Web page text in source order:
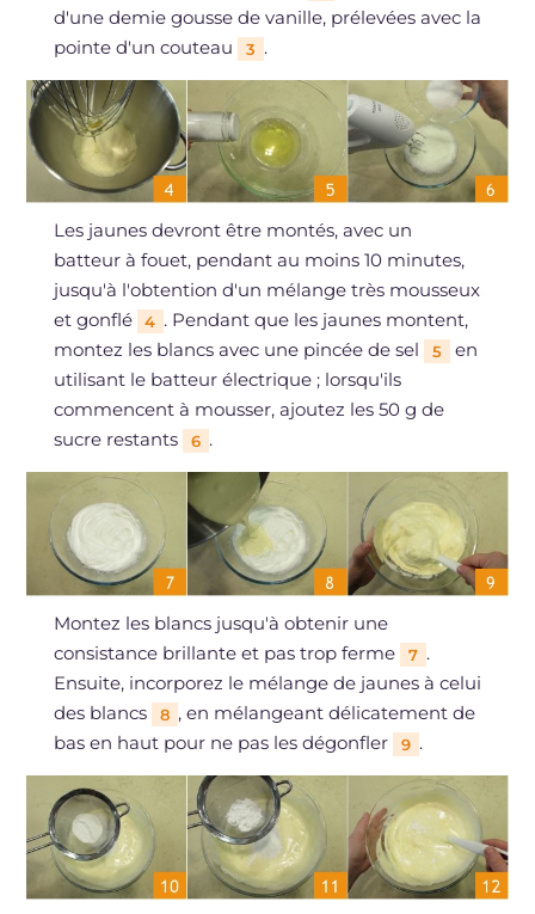
d'une demie gousse de vanille, prélevées avec la
pointe d'un couteau
3 .
Les jaunes devront être montés, avec un
batteur à fouet, pendant au moins 10 minutes,
jusqu'à l'obtention d'un mélange très mousseux
et gonflé
4 . Pendant que les jaunes montent,
montez les blancs avec une pincée de sel
5
en
utilisant le batteur électrique ; lorsqu'ils
commencent à mousser, ajoutez les 50 g de
sucre restants
6 .
Montez les blancs jusqu'à obtenir une
consistance brillante et pas trop ferme
7 .
Ensuite, incorporez le mélange de jaunes à celui
des blancs
8 , en mélangeant délicatement de
bas en haut pour ne pas les dégonfler
9 .